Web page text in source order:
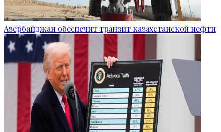
Азербайджан обеспечит транзит казахстанской нефти